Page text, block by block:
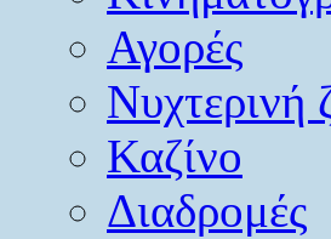
Αγορές
Νυχτερινή
Καζίνο
Διαδρομές